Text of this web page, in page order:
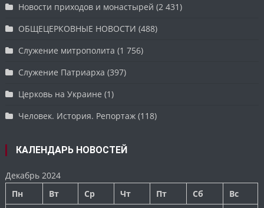
Новости приходов и монастырей (2 431)
ОБЩЕЦЕРКОВНЫЕ НОВОСТИ (488)
Служение митрополита (1 756)
Служение Патриарха (397)
Церковь на Украине (1)
Человек. История. Репортаж (118)
КАЛЕНДАРЬ НОВОСТЕЙ
Декабрь 2024
Пн
Вт Ср Чт Пт Сб
Вс